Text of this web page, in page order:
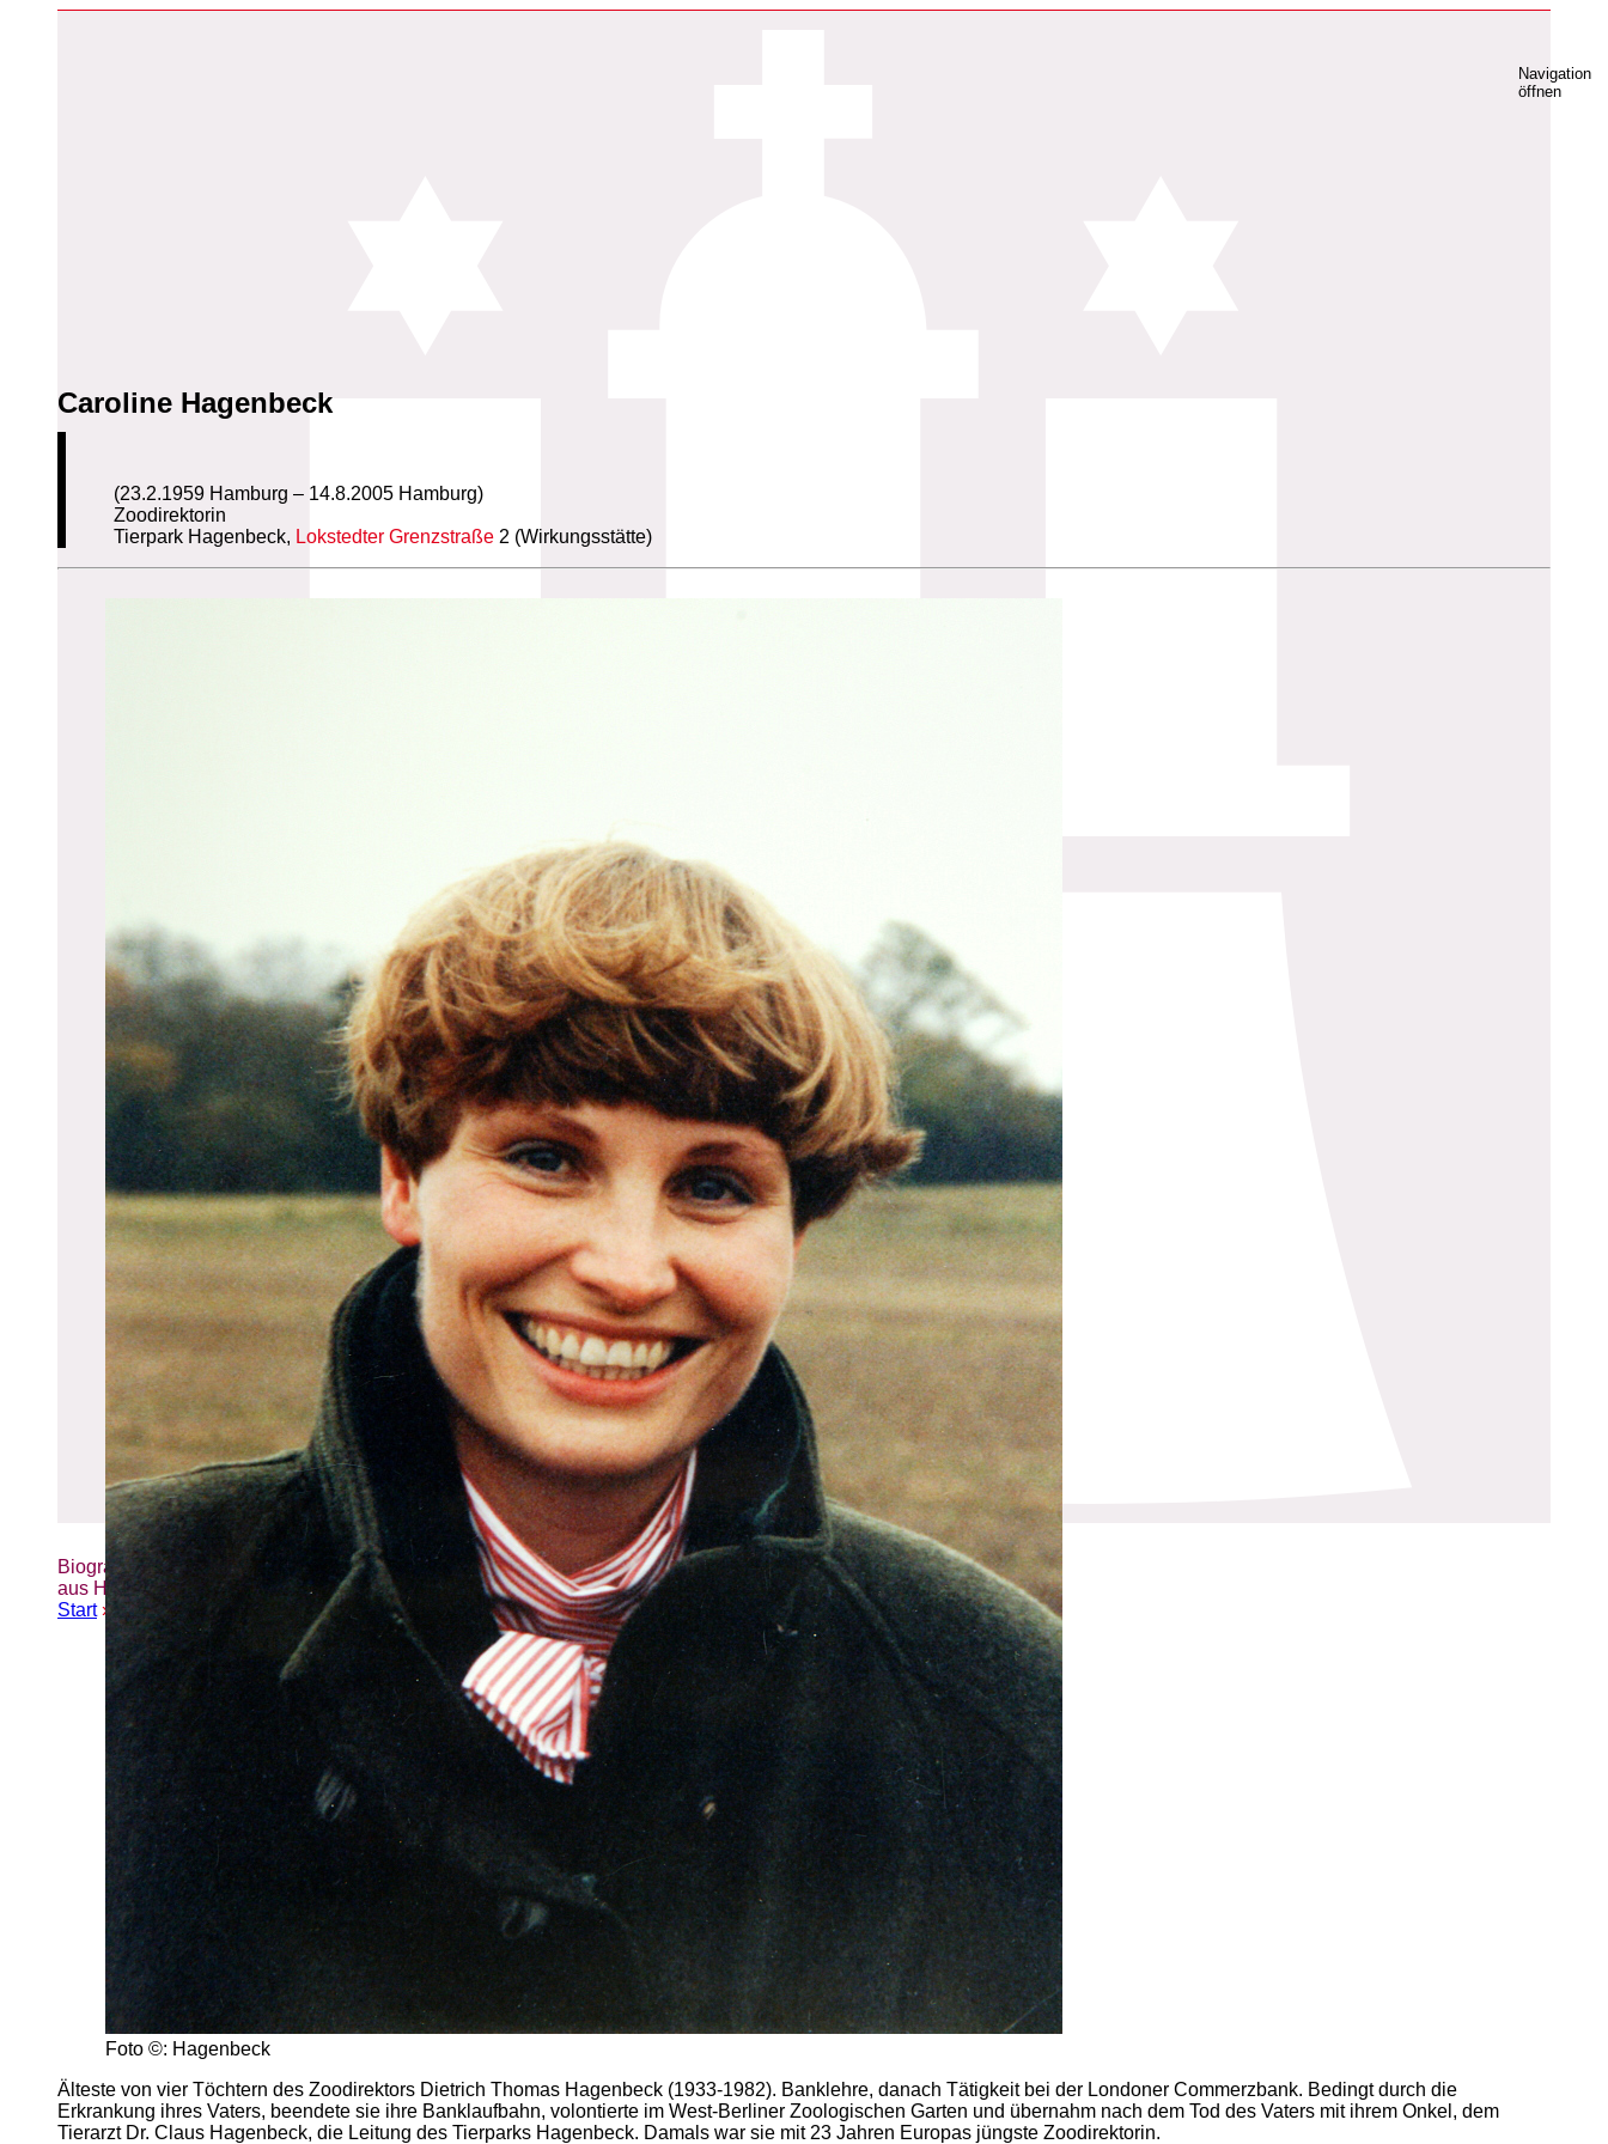
Biografien-Datenbank: Frauen
aus Hamburg
Start» Erweiterte Suche » Caroline Hagenbeck
Navigation
öffnen
Caroline Hagenbeck
(23.2.1959 Hamburg – 14.8.2005 Hamburg)
Zoodirektorin
Tierpark Hagenbeck, Lokstedter Grenzstraße 2 (Wirkungsstätte)
Foto ©: Hagenbeck
Älteste von vier Töchtern des Zoodirektors Dietrich Thomas Hagenbeck (1933-1982). Banklehre, danach Tätigkeit bei der Londoner Commerzbank. Bedingt durch die
Erkrankung ihres Vaters, beendete sie ihre Banklaufbahn, volontierte im West-Berliner Zoologischen Garten und übernahm nach dem Tod des Vaters mit ihrem Onkel, dem
Tierarzt Dr. Claus Hagenbeck, die Leitung des Tierparks Hagenbeck. Damals war sie mit 23 Jahren Europas jüngste Zoodirektorin.